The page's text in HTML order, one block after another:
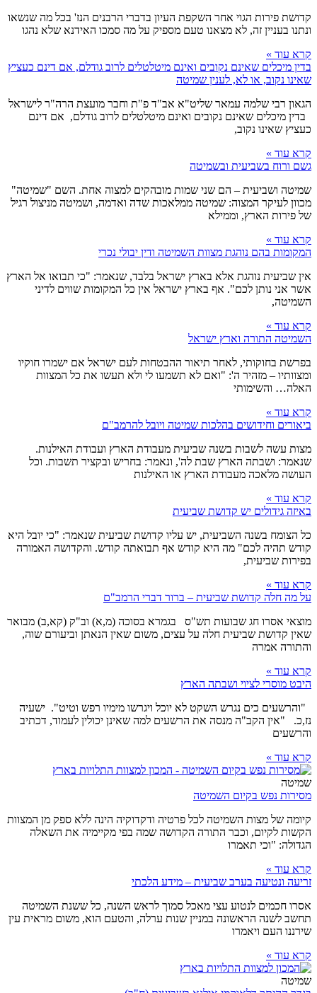
קדושת פירות הגוי אחר השקפת העיון בדברי הרבנים הנז' בכל מה שנשאו
ונתנו בעניין זה, לא מצאנו טעם מספיק על מה סמכו האידנא שלא נהגו
קרא עוד »
בדין מיכלים שאינם נקובים ואינם מיטלטלים לרוב גודלם, אם דינם כעציץ
שאינו נקוב, או לא, לענין שמיטה
הגאון רבי שלמה עמאר שליט"א אב"ד פ"ת וחבר מועצת הרה"ר לישראל
בדין מיכלים שאינם נקובים ואינם מיטלטלים לרוב גודלם, אם דינם
כעציץ שאינו נקוב,
קרא עוד »
גשם ורוח בשביעית ובשמיטה
שמיטה ושביעית – הם שני שמות מובהקים למצוה אחת. השם "שמיטה"
מכוון לעיקר המצוה: שמיטה ממלאכות שדה ואדמה, ושמיטה מניצול רגיל
של פירות הארץ, וממילא
קרא עוד »
המקומות בהם נוהגת מצוות השמיטה ודין יבולי נכרי
אין שביעית נוהגת אלא בארץ ישראל בלבד, שנאמר: "כי תבואו אל הארץ
אשר אני נותן לכם". אף בארץ ישראל אין כל המקומות שווים לדיני
השמיטה,
קרא עוד »
השמיטה התורה וארץ ישראל
בפרשת בחוקותי, לאחר תיאור ההבטחות לעם ישראל אם ישמרו חוקיו
ומצוותיו – מזהיר ה': "ואם לא תשמעו לי ולא תעשו את כל המצוות
האלה… והשימותי
קרא עוד »
ביאורים וחידושים בהלכות שמיטה ויובל להרמב"ם
מצות עשה לשבות בשנה שביעית מעבודת הארץ ועבודת האילנות.
שנאמר: ושבתה הארץ שבת לה', ונאמר: בחריש ובקציר תשבות. וכל
העושה מלאכה מעבודת הארץ או האילנות
קרא עוד »
באיזה גידולים יש קדושת שביעית
כל הצומח בשנה השביעית, יש עליו קדושת שביעית שנאמר: "כי יובל היא
קודש תהיה לכם" מה היא קודש אף תבואתה קודש. והקדושה האמורה
בפירות שביעית,
קרא עוד »
על מה חלה קדושת שביעית – ברור דברי הרמב"ם
מוצאי אסרו חג שבועות תש"ס בגמרא בסוכה (מ,א) וב"ק (קא,ב) מבואר
שאין קדושת שביעית חלה על עצים, משום שאין הנאתן וביעורם שוה,
והתורה אמרה
קרא עוד »
היבט מוסרי לציוי ושבתה הארץ
"והרשעים כים נגרש השקט לא יוכל ויגרשו מימיו רפש וטיט". ישעיה
נז,כ. "אין הקב"ה מנסה את הרשעים למה שאינן יכולין לעמוד, דכתיב
והרשעים
קרא עוד »
שמיטה
מסירות נפש בקיום השמיטה
קיומה של מצות השמיטה לכל פרטיה ודקדוקיה הינה ללא ספק מן המצוות
הקשות לקיום, וכבר התורה הקדושה שמה בפי מקיימיה את השאלה
הגדולה: "וכי תאמרו
קרא עוד »
זריעה ונטיעה בערב שביעית – מידע הלכתי
אסרו חכמים לנטוע עצי מאכל סמוך לראש השנה, כל ששנת השמיטה
תחשב לשנה הראשונה במניין שנות ערלה, והטעם הוא, משום מראית עין
שירננו העם ויאמרו
קרא עוד »
שמיטה